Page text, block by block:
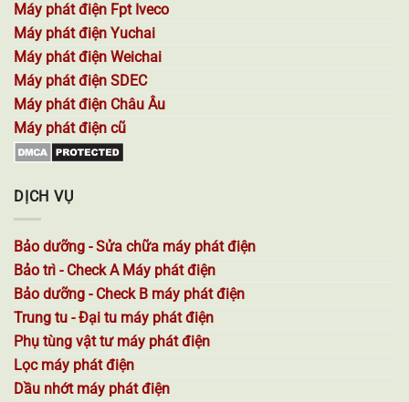
Máy phát điện Fpt Iveco
Máy phát điện Yuchai
Máy phát điện Weichai
Máy phát điện SDEC
Máy phát điện Châu Âu
Máy phát điện cũ
DỊCH VỤ
Bảo dưỡng - Sửa chữa máy phát điện
Bảo trì - Check A Máy phát điện
Bảo dưỡng - Check B máy phát điện
Trung tu - Đại tu máy phát điện
Phụ tùng vật tư máy phát điện
Lọc máy phát điện
Dầu nhớt máy phát điện